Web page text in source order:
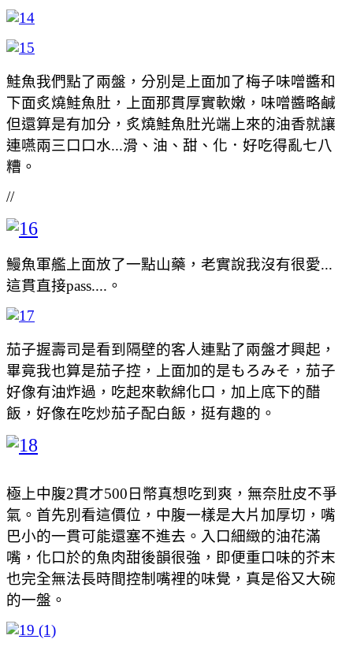
鮭魚我們點了兩盤，分別是上面加了梅子味噌醬和
下面炙燒鮭魚肚，上面那貫厚實軟嫩，味噌醬略鹹
但還算是有加分，炙燒鮭魚肚光端上來的油香就讓
連嚥兩三口口水...滑、油、甜、化．好吃得亂七八
糟。
//
鰻魚軍艦上面放了一點山藥，老實說我沒有很愛...
這貫直接pass....。
茄子握壽司是看到隔壁的客人連點了兩盤才興起，
畢竟我也算是茄子控，上面加的是もろみそ，茄子
好像有油炸過，吃起來軟綿化口，加上底下的醋
飯，好像在吃炒茄子配白飯，挺有趣的。
極上中腹2貫才500日幣真想吃到爽，無奈肚皮不爭
氣。首先別看這價位，中腹一樣是大片加厚切，嘴
巴小的一貫可能還塞不進去。入口細緻的油花滿
嘴，化口於的魚肉甜後韻很強，即便重口味的芥末
也完全無法長時間控制嘴裡的味覺，真是俗又大碗
的一盤。